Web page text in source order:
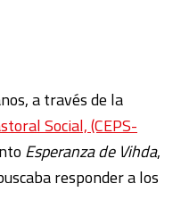
a través de la
Social, (CEPS-
Esperanza de Vihda,
responder a los